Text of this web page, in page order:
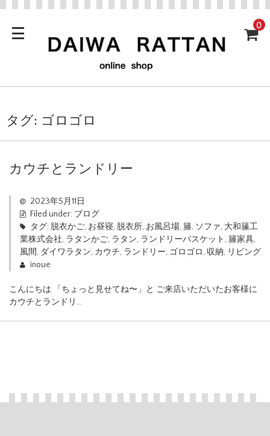
0
タグ: ゴロゴロ
カウチとランドリー
2023年5月11日
Filed under: ブログ
タグ:脱衣かご, お昼寝, 脱衣所, お風呂場, 籐, ソファ, 大和籘工
業株式会社, ラタンかご, ラタン, ランドリーバスケット , 籐家具,
風間, ダイワラタン, カウチ, ランドリー, ゴロゴロ, 収納, リビング
inoue
こんにちは 「ちょっと見せてね〜」と ご来店いただいたお客様に
カウチとランドリ…